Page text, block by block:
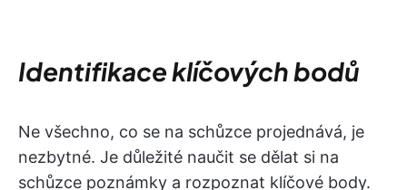
Identifikace klíčových bodů
Ne všechno, co se na schůzce projednává, je
nezbytné. Je důležité naučit se dělat si na
schůzce poznámky a rozpoznat klíčové body.